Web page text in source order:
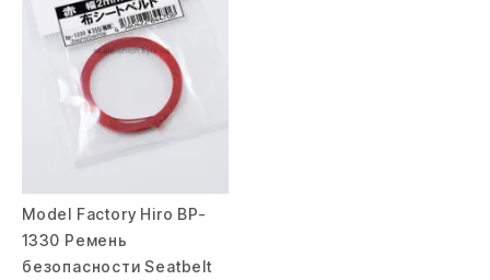
Model Factory Hiro BP-
1330 Ремень
безопасности Seatbelt